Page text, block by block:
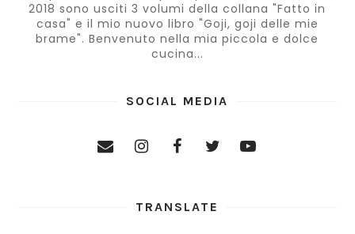
2018 sono usciti 3 volumi della collana "Fatto in
casa" e il mio nuovo libro "Goji, goji delle mie
brame". Benvenuto nella mia piccola e dolce
cucina...
SOCIAL MEDIA
TRANSLATE